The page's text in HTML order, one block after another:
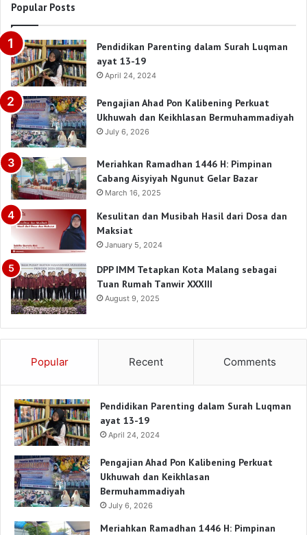
Popular Posts
Pendidikan Parenting dalam Surah Luqman
ayat 13-19
April 24, 2024
Pengajian Ahad Pon Kalibening Perkuat
Ukhuwah dan Keikhlasan Bermuhammadiyah
July 6, 2026
Meriahkan Ramadhan 1446 H: Pimpinan
Cabang Aisyiyah Ngunut Gelar Bazar
March 16, 2025
Kesulitan dan Musibah Hasil dari Dosa dan
Maksiat
January 5, 2024
DPP IMM Tetapkan Kota Malang sebagai
Tuan Rumah Tanwir XXXIII
August 9, 2025
Popular Recent Comments
Pendidikan Parenting dalam Surah Luqman
ayat 13-19
April 24, 2024
Pengajian Ahad Pon Kalibening Perkuat
Ukhuwah dan Keikhlasan
Bermuhammadiyah
July 6, 2026
Meriahkan Ramadhan 1446 H: Pimpinan